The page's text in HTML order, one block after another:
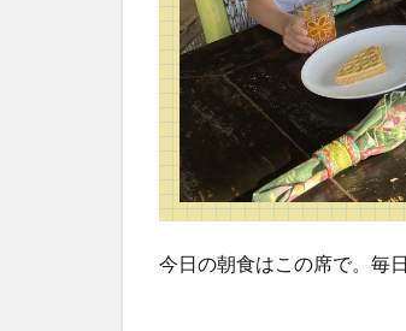
を
特
別
に
お
屋
で
お
い
今日の朝食はこの席で。毎